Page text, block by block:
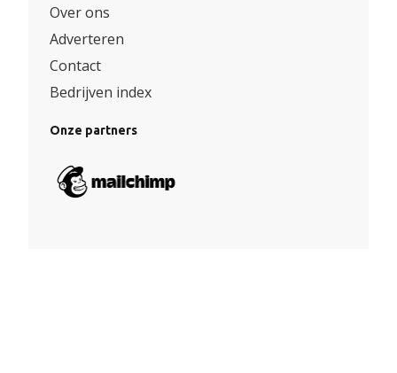
Over ons
Adverteren
Contact
Bedrijven index
Onze partners